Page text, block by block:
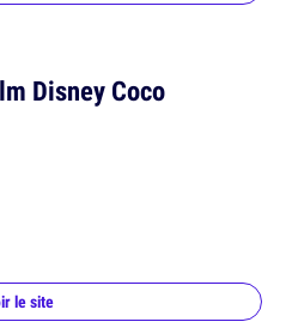
Disney Coco
le site